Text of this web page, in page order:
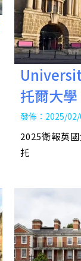
托爾大學
發佈：2025/
2025衛報英
托